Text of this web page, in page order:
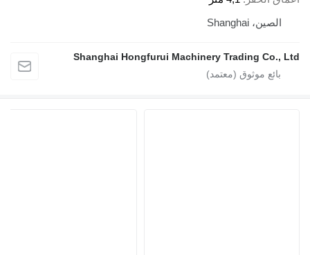
الصين، Shanghai
Shanghai Hongfurui Machinery Trading